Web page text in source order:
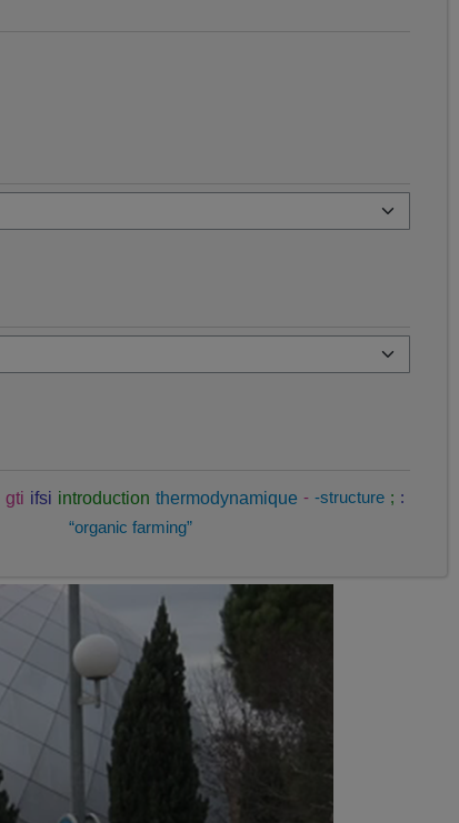
gti ifsi introduction thermodynamique - -structure ; :
“organic farming”